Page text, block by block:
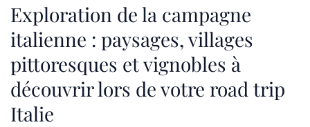
Exploration de la campagne
italienne : paysages, villages
pittoresques et vignobles à
découvrir lors de votre road trip
Italie